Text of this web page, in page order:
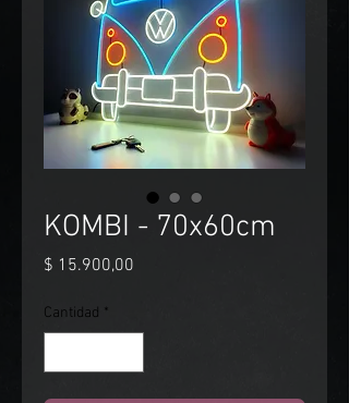
KOMBI - 70x60cm
$ 15.900,00
Cantidad *